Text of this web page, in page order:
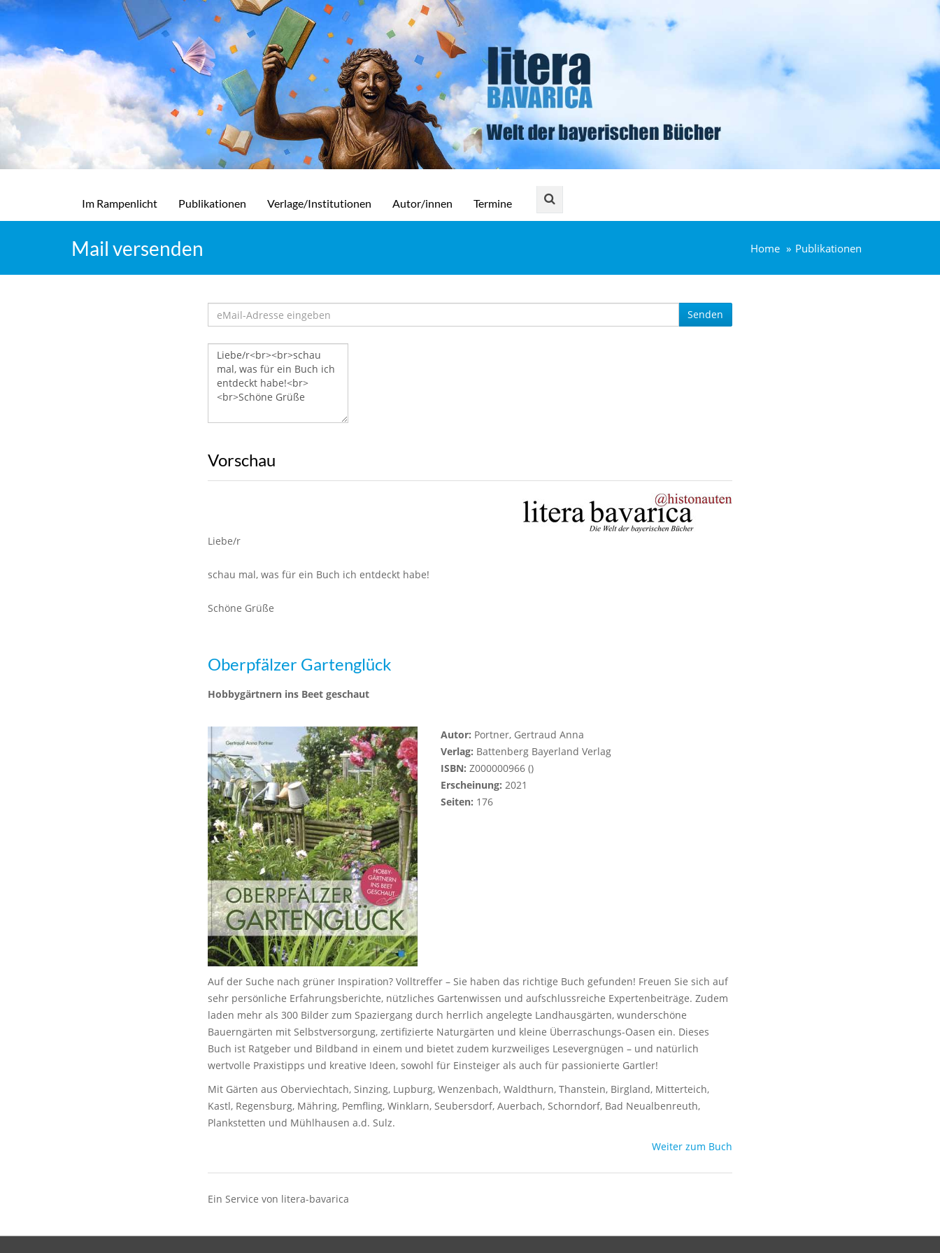
Im Rampenlicht Publikationen Verlage/Institutionen Autor/innen Termine
Mail versenden Home Publikationen
Senden
Vorschau
Liebe/r
schau mal, was für ein Buch ich entdeckt habe!
Schöne Grüße
Oberpfälzer Gartenglück
Hobbygärtnern ins Beet geschaut
Autor: Portner, Gertraud Anna
Verlag: Battenberg Bayerland Verlag
ISBN: Z000000966 ()
Erscheinung: 2021
Seiten: 176
Auf der Suche nach grüner Inspiration? Volltreffer – Sie haben das richtige Buch gefunden! Freuen Sie sich auf
sehr persönliche Erfahrungsberichte, nützliches Gartenwissen und aufschlussreiche Expertenbeiträge. Zudem
laden mehr als 300 Bilder zum Spaziergang durch herrlich angelegte Landhausgärten, wunderschöne
Bauerngärten mit Selbstversorgung, zertifizierte Naturgärten und kleine Überraschungs-Oasen ein. Dieses
Buch ist Ratgeber und Bildband in einem und bietet zudem kurzweiliges Lesevergnügen – und natürlich
wertvolle Praxistipps und kreative Ideen, sowohl für Einsteiger als auch für passionierte Gartler!
Mit Gärten aus Oberviechtach, Sinzing, Lupburg, Wenzenbach, Waldthurn, Thanstein, Birgland, Mitterteich,
Kastl, Regensburg, Mähring, Pemfling, Winklarn, Seubersdorf, Auerbach, Schorndorf, Bad Neualbenreuth,
Plankstetten und Mühlhausen a.d. Sulz.
Weiter zum Buch
Ein Service von litera-bavarica